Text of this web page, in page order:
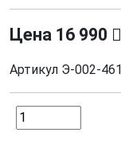
Цена 16 990
Артикул Э-002-461